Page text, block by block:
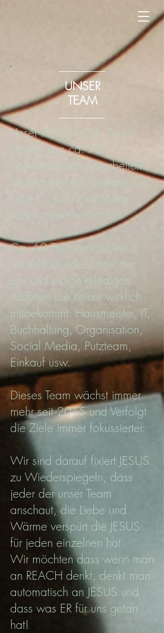
UNSER
TEAM
Unser REACH Cafe Team
besteht aus ca. 70
ehrenamtlichen Mitarbeitern
welche alle ein Einziges Ziel
haben...JESUS mit ihrem
Leben zu verherrlichen!
Ca. 60 Personen arbeiten
als Kellner oder hinter der
Bar und einige erledigen
Arbeiten die keiner wirklich
mitbekommt: Hausmeister, IT,
Buchhaltung, Organisation,
Social Media, Putzteam,
Einkauf usw.
Dieses Team wächst immer
mehr seit 2015 und Verfolgt
die Ziele immer fokussierter.
Wir sind darauf fixiert JESUS
zu Wiederspiegeln, dass
jeder der unser Team
anschaut, die Liebe und
Wärme verspürt die JESUS
für jeden einzelnen hat.
Wir möchten dass wenn man
an REACH denkt, denkt man
automatisch an JESUS und
dass was ER für uns getan
hat!